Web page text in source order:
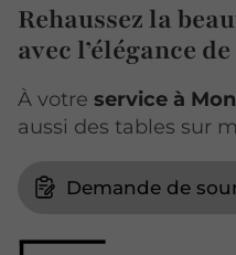
Rehaussez la
avec l’élégance
À votre service à
aussi des tables sur
Demande de